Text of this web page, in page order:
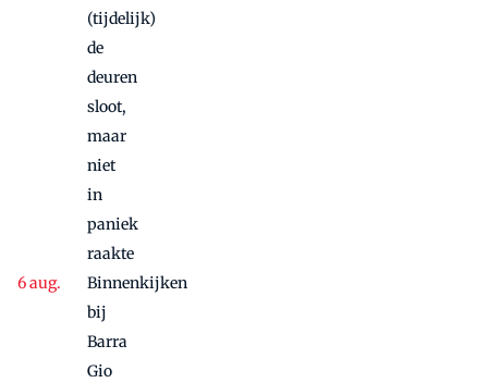
(tijdelijk)
de
deuren
sloot,
maar
niet
in
paniek
raakte
Binnenkijken
bij
Barra
Gio